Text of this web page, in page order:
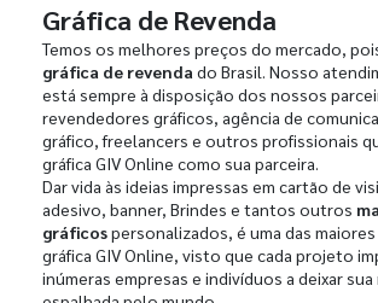
Gráfica de Revenda
Temos os melhores preços do mercado,
gráfica de revenda do Brasil. Nosso
está sempre à disposição dos nossos
revendedores gráficos, agência de
gráfico, freelancers e outros profissionais
gráfica GIV Online como sua parceira.
Dar vida às ideias impressas em cartão de
adesivo, banner, Brindes e tantos outros
gráficospersonalizados, é uma das
gráfica GIV Online, visto que cada projeto
inúmeras empresas e indivíduos a deixar sua